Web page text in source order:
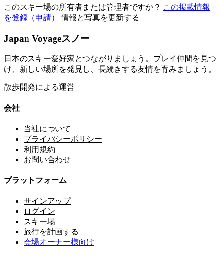
このスキー場の所有者または管理者ですか？ この掲載情報
を登録（申請）
情報と写真を更新する
Japan Voyageスノー
日本のスキー愛好家とつながりましょう。プレイ仲間を見つ
け、新しい場所を発見し、長続きする友情を育みましょう。
散歩開発による運営
会社
当社について
プライバシーポリシー
利用規約
お問い合わせ
プラットフォーム
サインアップ
ログイン
スキー場
旅行を計画する
会場オーナー様向け